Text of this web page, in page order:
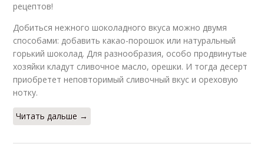
рецептов!
Добиться нежного шоколадного вкуса можно двумя
способами: добавить какао-порошок или натуральный
горький шоколад. Для разнообразия, особо продвинутые
хозяйки кладут сливочное масло, орешки. И тогда десерт
приобретет неповторимый сливочный вкус и ореховую
нотку.
Читать дальше →